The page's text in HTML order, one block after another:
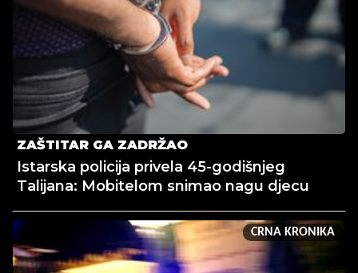
ZAŠTITAR GA ZADRŽAO
Istarska policija privela 45-godišnjeg
Talijana: Mobitelom snimao nagu djecu
CRNA KRONIKA